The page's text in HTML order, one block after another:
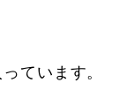
っています。